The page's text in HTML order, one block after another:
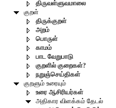
திருவள்ளுவமாலை
குறள்
திருக்குறள்
அறம்
பொருள்
காமம்
பாட வேறுபாடு
குறளில் குறைகள்?
நறுஞ்செய்திகள்
குறளும் உரையும்
உரை ஆசிரியர்கள்
அதிகார விளக்கம் தேடல்